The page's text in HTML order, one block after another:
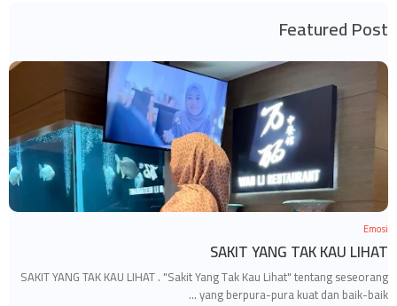
Featured Post
Emosi
SAKIT YANG TAK KAU LIHAT
SAKIT YANG TAK KAU LIHAT . "Sakit Yang Tak Kau Lihat" tentang seseorang
yang berpura-pura kuat dan baik-baik …